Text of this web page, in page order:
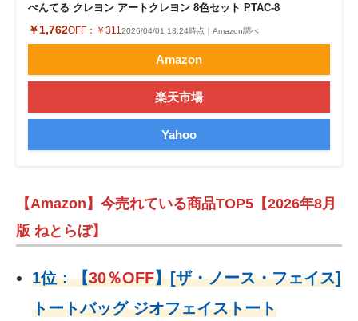
ぺんてる クレヨン アートクレヨン 8色セット PTAC-8
￥1,762OFF： ￥311 2026/04/01 13:24時点｜Amazon調べ
Amazon
楽天市場
Yahoo
【Amazon】今売れている商品TOP5【2026年8月
版 ねとらぼ】
1位：【30％OFF】[ザ・ノース・フェイス]
トートバッグ ジオフェイストート